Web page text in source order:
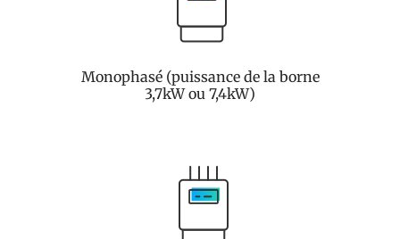
Monophasé (puissance de la borne
3,7kW ou 7,4kW)